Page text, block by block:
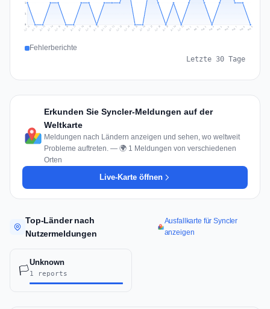
1
1
Jul 11 Jul 12 Jul 13 Jul 14 Jul 15 Jul 16 Jul 17 Jul 18 Jul 19 Jul 20 Jul 21 Jul 22 Jul 23 Jul 24 Jul 25 Jul 26 Jul 27 Jul 28 Jul 29 Jul 30 Jul 31 Aug 1 Aug 2 Aug 3 Aug 4 Aug 5 Aug 6 Aug 7 Aug 8 Aug 9
Fehlerberichte
Letzte 30 Tage
Erkunden Sie Syncler-Meldungen auf der
Weltkarte
Meldungen nach Ländern anzeigen und sehen, wo weltweit
Probleme auftreten. — 🌍 1 Meldungen von verschiedenen
Orten
Live-Karte öffnen
Top-Länder nach
Nutzermeldungen
Ausfallkarte für Syncler
anzeigen
🏳️
Unknown
1 reports